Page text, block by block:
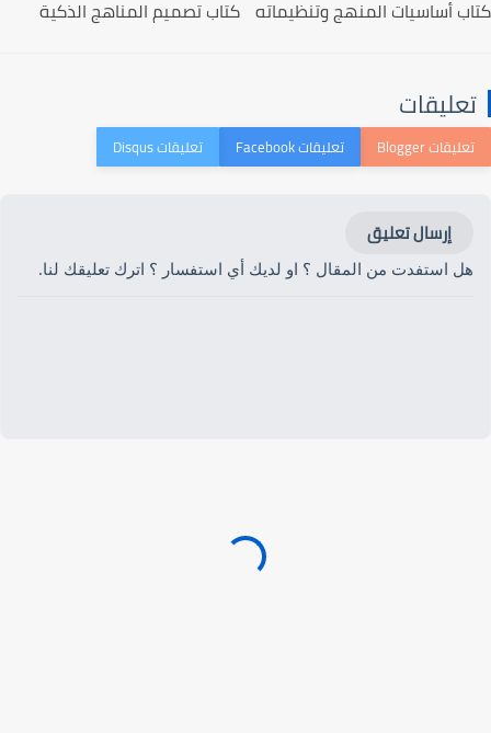
كتاب أساسيات المنهج وتنظيماته كتاب تصميم المناهج الذكية
تعليقات
إرسال تعليق
هل استفدت من المقال ؟ او لديك أي استفسار ؟ اترك تعليقك لنا.